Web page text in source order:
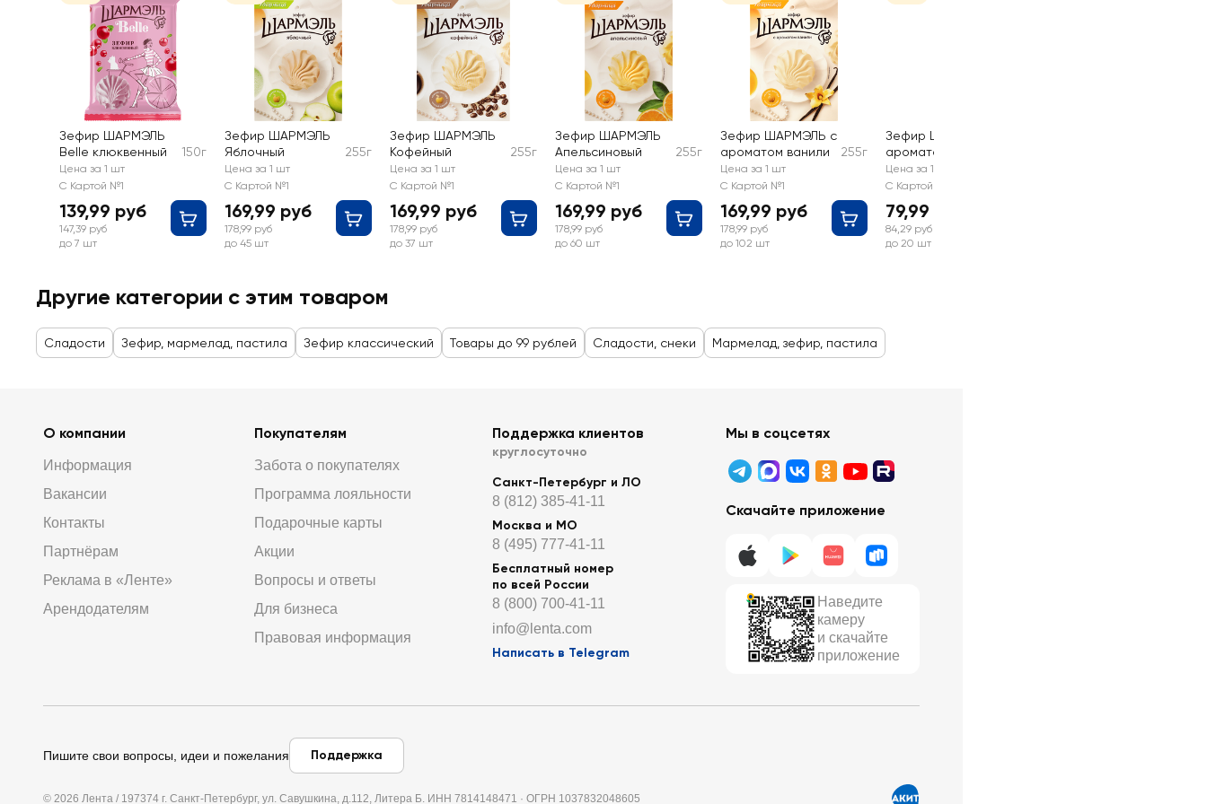
Зефир ШАРМЭЛЬ
Belle клюквенный
150г
Цена за 1 шт
С Картой №1
139,99 руб
147,39 руб
до 7 шт
Зефир ШАРМЭЛЬ
Яблочный
255г
Цена за 1 шт
С Картой №1
169,99 руб
178,99 руб
до 45 шт
Зефир ШАРМЭЛЬ
Кофейный
255г
Цена за 1 шт
С Картой №1
169,99 руб
178,99 руб
до 37 шт
Зефир ШАРМЭЛЬ
Апельсиновый
255г
Цена за 1 шт
С Картой №1
169,99 руб
178,99 руб
до 60 шт
Зефир ШАРМЭЛЬ с
ароматом ванили
255г
Цена за 1 шт
С Картой №1
169,99 руб
178,99 руб
до 102 шт
Зефир ШАРМЭЛЬ с
ароматом ванили
Цена за 1 шт
С Картой №1
79,99 руб
84,29 руб
до 20 шт
Другие категории с этим товаром
Сладости Зефир, мармелад, пастила Зефир классический Товары до 99 рублей Сладости, снеки Мармелад, зефир, пастила
О компании
Информация
Вакансии
Контакты
Партнёрам
Реклама в «Ленте»
Арендодателям
Покупателям
Забота о покупателях
Программа лояльности
Подарочные карты
Акции
Вопросы и ответы
Для бизнеса
Правовая информация
Поддержка клиентов
круглосуточно
Санкт-Петербург и ЛО
8 (812) 385-41-11
Москва и МО
8 (495) 777-41-11
Бесплатный номер
по всей России
8 (800) 700-41-11
info@lenta.com
Написать в Telegram
Мы в соцсетях
Скачайте приложение
Наведите
камеру
и скачайте
приложение
Пишите свои вопросы, идеи и пожелания Поддержка
© 2026 Лента / 197374 г. Санкт-Петербург, ул. Савушкина, д.112, Литера Б. ИНН 7814148471 · ОГРН 1037832048605